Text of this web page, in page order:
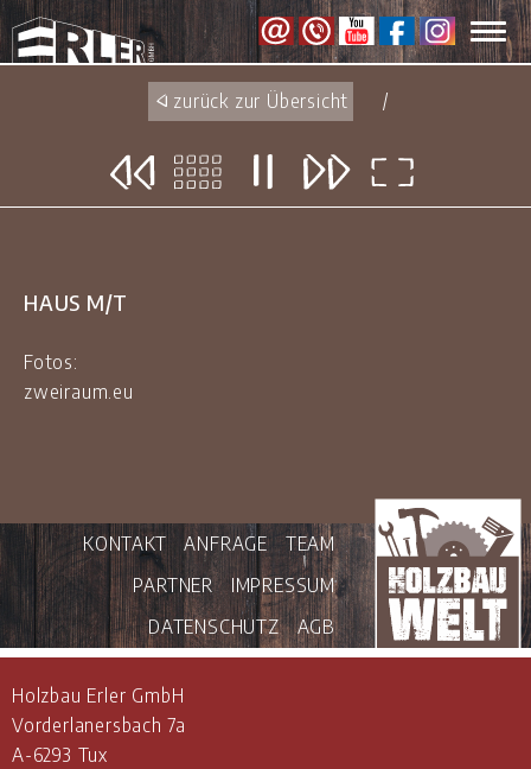
zurück zur Übersicht /
HAUS M/T
Fotos:
zweiraum.eu
KONTAKT ANFRAGE
TEAM
PARTNER
IMPRESSUM
DATENSCHUTZ
AGB
Holzbau Erler GmbH
Vorderlanersbach 7a
A-6293 Tux